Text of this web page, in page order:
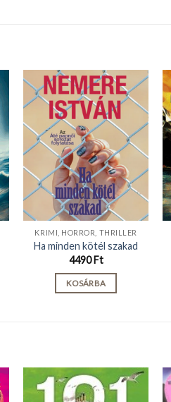
KRIMI, HORROR, THRILLER
Ha minden kötél szakad
4490Ft
KOSÁRBA